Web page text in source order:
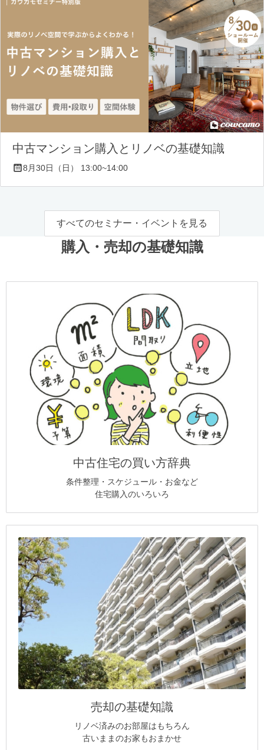
中古マンション購入とリノベの基礎知識
8月30日（日） 13:00~14:00
すべてのセミナー・イベントを見る
購入・売却の基礎知識
中古住宅の買い方辞典
条件整理・スケジュール・お金など
住宅購入のいろいろ
売却の基礎知識
リノベ済みのお部屋はもちろん
古いままのお家もおまかせ